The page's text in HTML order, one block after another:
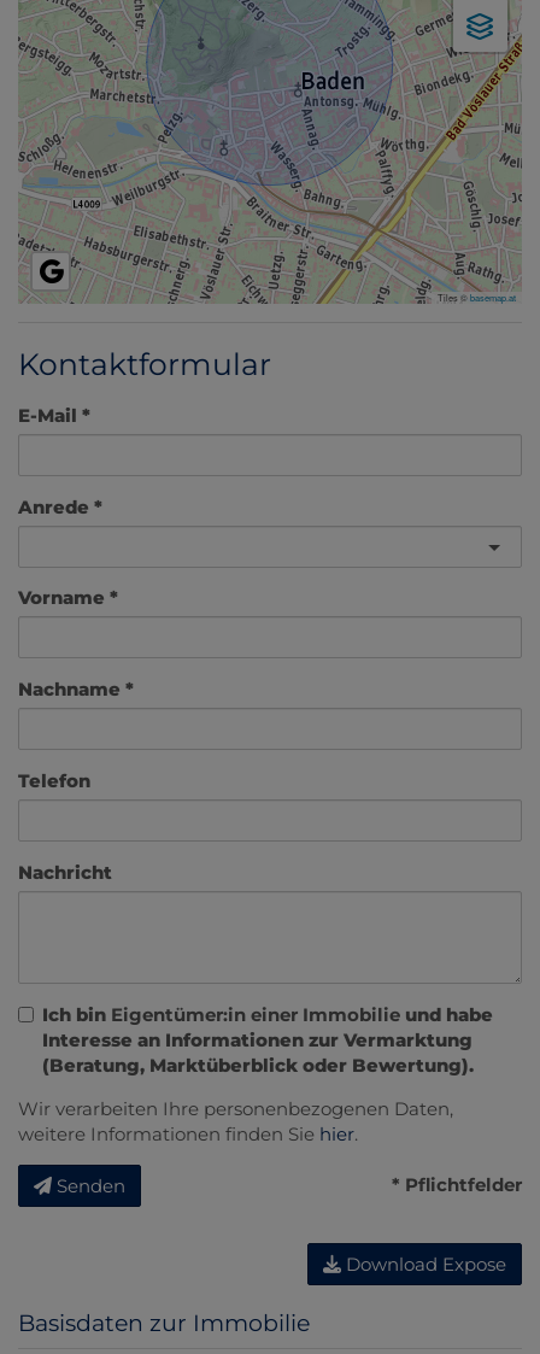
Tiles ©basemap.at
Kontaktformular
E-Mail
Anrede
Vorname
Nachname
Telefon
Nachricht
Ich bin Eigentümer:in einer Immobilie und habe
Interesse an Informationen zur Vermarktung
(Beratung, Marktüberblick oder Bewertung).
Wir verarbeiten Ihre personenbezogenen Daten,
weitere Informationen finden Sie hier.
Senden * Pflichtfelder
Download Expose
Basisdaten zur Immobilie